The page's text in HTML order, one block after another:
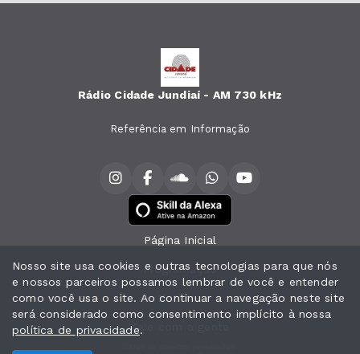
Rádio Cidade Jundiaí - AM 730 kHz
Referência em Informação
Página Inicial
Programação
Notícias
Fale com a gente
Nosso site usa cookies e outras tecnologias para que nós
e nossos parceiros possamos lembrar de você e entender
como você usa o site. Ao continuar a navegação neste site
será considerado como consentimento implícito à nossa
política de privacidade.